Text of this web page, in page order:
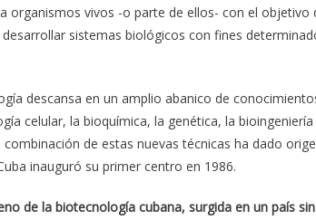
organismos vivos -o parte de ellos- con el
sistemas biológicos con fines
descansa en un amplio abanico de
celular, la bioquímica, la genética, la
de estas nuevas técnicas ha dado
inauguró su primer centro en 1986.
de la biotecnología cubana, surgida en un país